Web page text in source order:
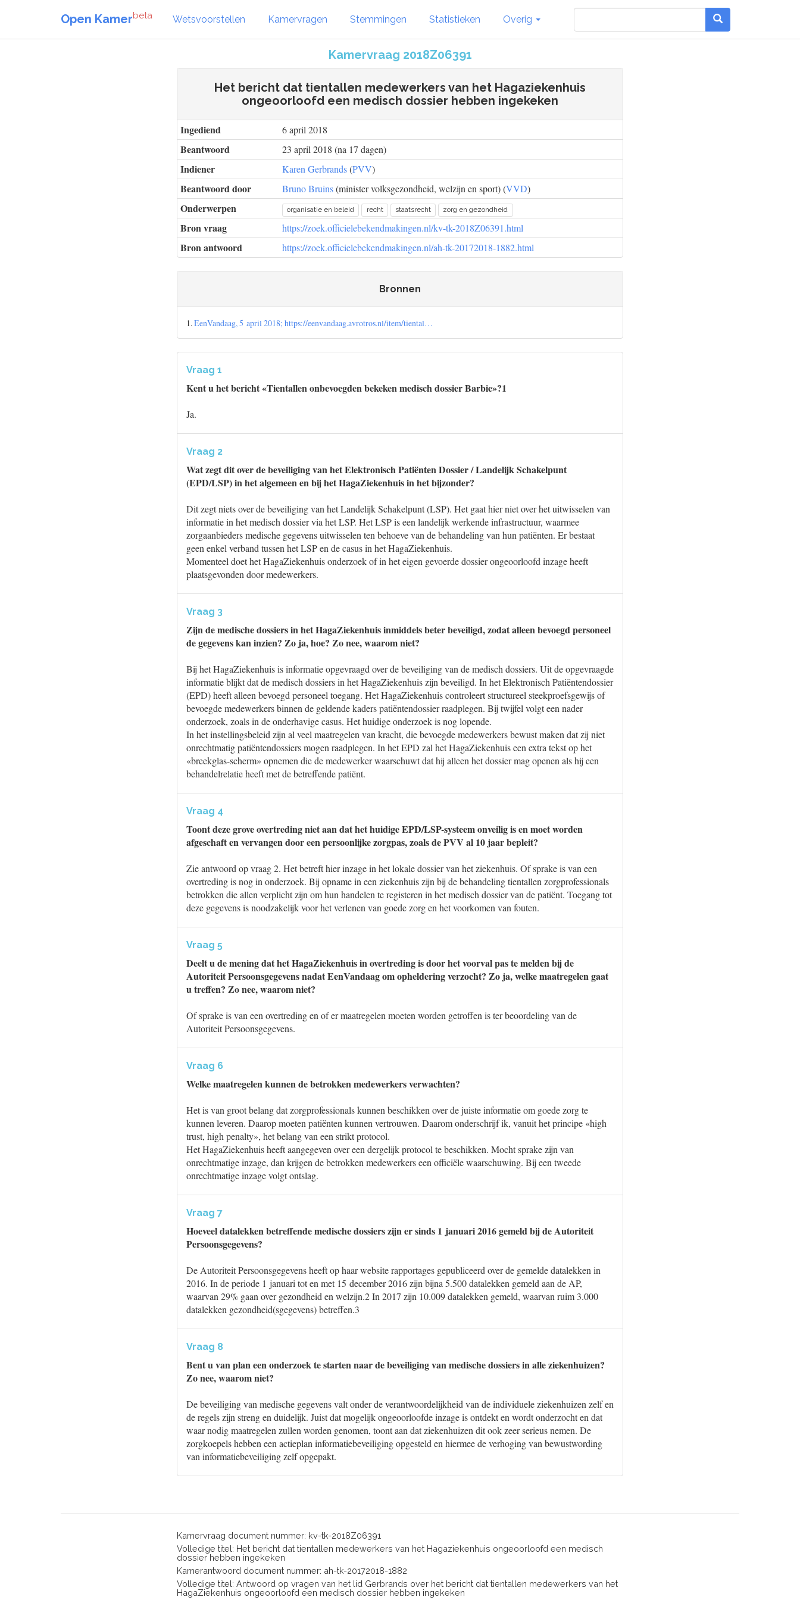
Open Kamerbeta Wetsvoorstellen Kamervragen Stemmingen Statistieken Overig
Kamervraag 2018Z06391
Het bericht dat tientallen medewerkers van het Hagaziekenhuis
ongeoorloofd een medisch dossier hebben ingekeken
Ingediend 6 april 2018
Beantwoord 23 april 2018 (na 17 dagen)
Indiener Karen Gerbrands(PVV)
Beantwoord door Bruno Bruins(minister volksgezondheid, welzijn en sport) (VVD)
Onderwerpen organisatie en beleid recht staatsrecht zorg en gezondheid
Bron vraag https://zoek.officielebekendmakingen.nl/kv-tk-2018Z06391.html
Bron antwoord https://zoek.officielebekendmakingen.nl/ah-tk-20172018-1882.html
Bronnen
1.EenVandaag, 5 april 2018; https://eenvandaag.avrotros.nl/item/tiental…
Vraag 1
Kent u het bericht «Tientallen onbevoegden bekeken medisch dossier Barbie»?1
Ja.
Vraag 2
Wat zegt dit over de beveiliging van het Elektronisch Patiënten Dossier / Landelijk Schakelpunt
(EPD/LSP) in het algemeen en bij het HagaZiekenhuis in het bijzonder?
Dit zegt niets over de beveiliging van het Landelijk Schakelpunt (LSP). Het gaat hier niet over het uitwisselen van
informatie in het medisch dossier via het LSP. Het LSP is een landelijk werkende infrastructuur, waarmee
zorgaanbieders medische gegevens uitwisselen ten behoeve van de behandeling van hun patiënten. Er bestaat
geen enkel verband tussen het LSP en de casus in het HagaZiekenhuis.
Momenteel doet het HagaZiekenhuis onderzoek of in het eigen gevoerde dossier ongeoorloofd inzage heeft
plaatsgevonden door medewerkers.
Vraag 3
Zijn de medische dossiers in het HagaZiekenhuis inmiddels beter beveiligd, zodat alleen bevoegd personeel
de gegevens kan inzien? Zo ja, hoe? Zo nee, waarom niet?
Bij het HagaZiekenhuis is informatie opgevraagd over de beveiliging van de medisch dossiers. Uit de opgevraagde
informatie blijkt dat de medisch dossiers in het HagaZiekenhuis zijn beveiligd. In het Elektronisch Patiëntendossier
(EPD) heeft alleen bevoegd personeel toegang. Het HagaZiekenhuis controleert structureel steekproefsgewijs of
bevoegde medewerkers binnen de geldende kaders patiëntendossier raadplegen. Bij twijfel volgt een nader
onderzoek, zoals in de onderhavige casus. Het huidige onderzoek is nog lopende.
In het instellingsbeleid zijn al veel maatregelen van kracht, die bevoegde medewerkers bewust maken dat zij niet
onrechtmatig patiëntendossiers mogen raadplegen. In het EPD zal het HagaZiekenhuis een extra tekst op het
«breekglas-scherm» opnemen die de medewerker waarschuwt dat hij alleen het dossier mag openen als hij een
behandelrelatie heeft met de betreffende patiënt.
Vraag 4
Toont deze grove overtreding niet aan dat het huidige EPD/LSP-systeem onveilig is en moet worden
afgeschaft en vervangen door een persoonlijke zorgpas, zoals de PVV al 10 jaar bepleit?
Zie antwoord op vraag 2. Het betreft hier inzage in het lokale dossier van het ziekenhuis. Of sprake is van een
overtreding is nog in onderzoek. Bij opname in een ziekenhuis zijn bij de behandeling tientallen zorgprofessionals
betrokken die allen verplicht zijn om hun handelen te registeren in het medisch dossier van de patiënt. Toegang tot
deze gegevens is noodzakelijk voor het verlenen van goede zorg en het voorkomen van fouten.
Vraag 5
Deelt u de mening dat het HagaZiekenhuis in overtreding is door het voorval pas te melden bij de
Autoriteit Persoonsgegevens nadat EenVandaag om opheldering verzocht? Zo ja, welke maatregelen gaat
u treffen? Zo nee, waarom niet?
Of sprake is van een overtreding en of er maatregelen moeten worden getroffen is ter beoordeling van de
Autoriteit Persoonsgegevens.
Vraag 6
Welke maatregelen kunnen de betrokken medewerkers verwachten?
Het is van groot belang dat zorgprofessionals kunnen beschikken over de juiste informatie om goede zorg te
kunnen leveren. Daarop moeten patiënten kunnen vertrouwen. Daarom onderschrijf ik, vanuit het principe «high
trust, high penalty», het belang van een strikt protocol.
Het HagaZiekenhuis heeft aangegeven over een dergelijk protocol te beschikken. Mocht sprake zijn van
onrechtmatige inzage, dan krijgen de betrokken medewerkers een officiële waarschuwing. Bij een tweede
onrechtmatige inzage volgt ontslag.
Vraag 7
Hoeveel datalekken betreffende medische dossiers zijn er sinds 1 januari 2016 gemeld bij de Autoriteit
Persoonsgegevens?
De Autoriteit Persoonsgegevens heeft op haar website rapportages gepubliceerd over de gemelde datalekken in
2016. In de periode 1 januari tot en met 15 december 2016 zijn bijna 5.500 datalekken gemeld aan de AP,
waarvan 29% gaan over gezondheid en welzijn.2 In 2017 zijn 10.009 datalekken gemeld, waarvan ruim 3.000
datalekken gezondheid(sgegevens) betreffen.3
Vraag 8
Bent u van plan een onderzoek te starten naar de beveiliging van medische dossiers in alle ziekenhuizen?
Zo nee, waarom niet?
De beveiliging van medische gegevens valt onder de verantwoordelijkheid van de individuele ziekenhuizen zelf en
de regels zijn streng en duidelijk. Juist dat mogelijk ongeoorloofde inzage is ontdekt en wordt onderzocht en dat
waar nodig maatregelen zullen worden genomen, toont aan dat ziekenhuizen dit ook zeer serieus nemen. De
zorgkoepels hebben een actieplan informatiebeveiliging opgesteld en hiermee de verhoging van bewustwording
van informatiebeveiliging zelf opgepakt.
Kamervraag document nummer: kv-tk-2018Z06391
Volledige titel: Het bericht dat tientallen medewerkers van het Hagaziekenhuis ongeoorloofd een medisch
dossier hebben ingekeken
Kamerantwoord document nummer: ah-tk-20172018-1882
Volledige titel: Antwoord op vragen van het lid Gerbrands over het bericht dat tientallen medewerkers van het
HagaZiekenhuis ongeoorloofd een medisch dossier hebben ingekeken